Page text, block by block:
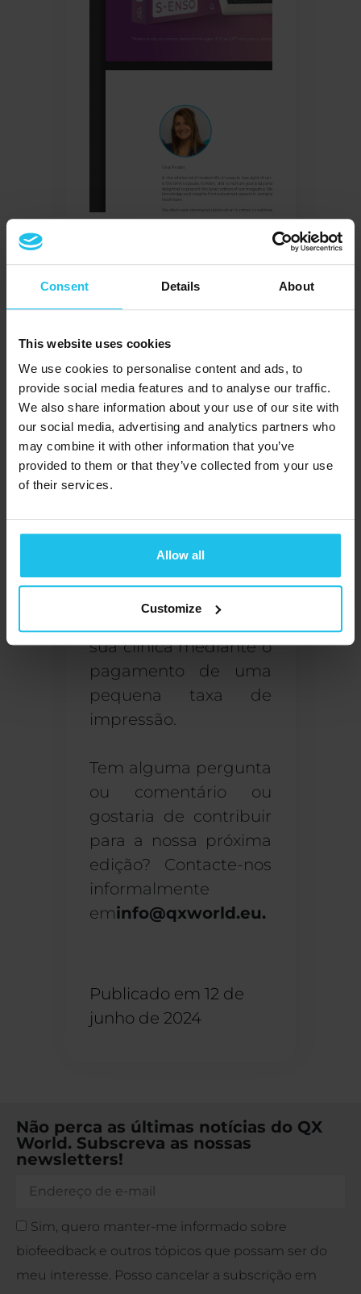
Consent Details About
This website uses cookies
We use cookies to personalise content and ads, to
provide social media features and to analyse our traffic.
We also share information about your use of our site with
our social media, advertising and analytics partners who
may combine it with other information that you’ve
provided to them or that they’ve collected from your use
of their services.
Allow all
Customize
Partilhar é cuidar!
nas redes sociais. Se é
um profissional de
saúde, convidamo-lo a
colocar esta revista na
sua sala de espera.
quota-parte de
exemplares através de
info@qxworld.eue
sua clínica mediante o
pagamento de uma
pequena taxa de
impressão.
Tem alguma pergunta
ou comentário ou
gostaria de contribuir
para a nossa próxima
edição? Contacte-nos
informalmente
eminfo@qxworld.eu.
Publicado em 12 de
junho de 2024
Não perca as últimas notícias do QX
World. Subscreva as nossas
newsletters!
Sim, quero manter-me informado sobre
biofeedback e outros tópicos que possam ser do
meu interesse. Posso cancelar a subscrição em